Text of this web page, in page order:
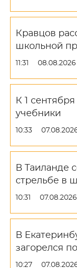
Кравцов
школьной
11:31 08.08.2026
К 1
учебники
10:33
В Таиланде
стрельбе в
10:31 07.08.2026
В
загорелся
10:27